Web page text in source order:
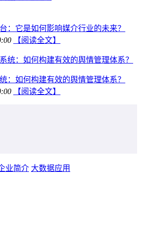
：它是如何影响媒介行业的未来？
【阅读全文】
：如何构建有效的舆情管理体系？
【阅读全文】
业简介 大数据应用